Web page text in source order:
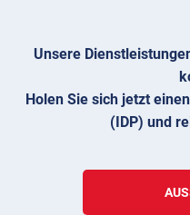
Unsere
Holen Sie sich jetzt
(IDP) und